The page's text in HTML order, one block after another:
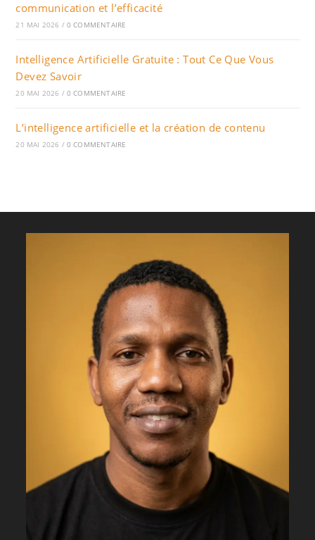
communication et l’efficacité
21 MAI 2026 / 0 COMMENTAIRE
Intelligence Artificielle Gratuite : Tout Ce Que Vous
Devez Savoir
20 MAI 2026 / 0 COMMENTAIRE
L’intelligence artificielle et la création de contenu
20 MAI 2026 / 0 COMMENTAIRE